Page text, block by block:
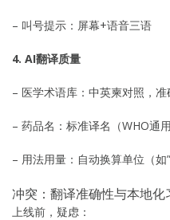
– 叫号提示：屏幕+语音三语
4. AI翻译质量
– 医学术语库：中英柬对照，
– 药品名：标准译名（WHO通用
– 用法用量：自动换算单位（如
冲突：翻译准确性与本地化
上线前，疑虑：